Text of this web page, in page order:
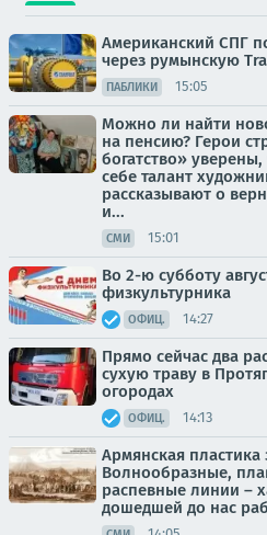
Американский СПГ
через румынскую
ПАБЛИКИ 15:05
Можно ли найти
на пенсию? Герои
богатство»
себе талант
рассказывают о
и...
СМИ 15:01
Во 2-ю субботу
физкультурника
ОФИЦ. 14:27
Прямо сейчас два
сухую траву в
огородах
ОФИЦ. 14:13
Армянская
Волнообразные,
распевные линии –
дошедшей до нас